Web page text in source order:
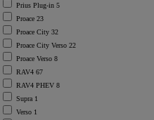
Prius Plug-in 5
Proace 23
Proace City 32
Proace City Verso 22
Proace Verso 8
RAV4 67
RAV4 PHEV 8
Supra 1
Verso 1